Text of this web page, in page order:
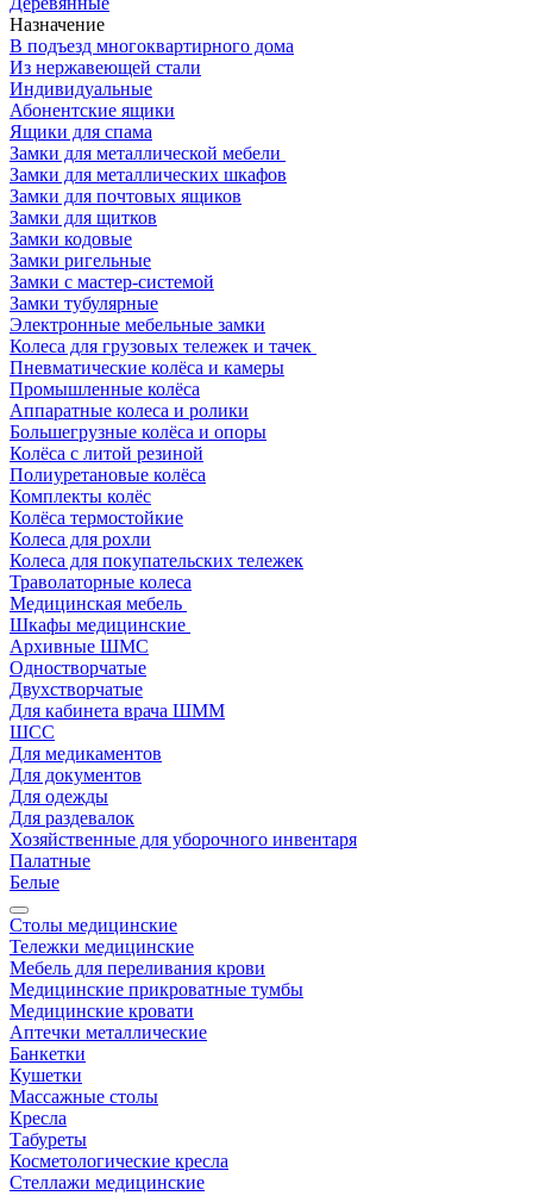
Назначение
В подъезд многоквартирного дома
Из нержавеющей стали
Индивидуальные
Абонентские ящики
Ящики для спама
Замки для металлической мебели
Замки для металлических шкафов
Замки для почтовых ящиков
Замки для щитков
Замки кодовые
Замки ригельные
Замки с мастер-системой
Замки тубулярные
Электронные мебельные замки
Колеса для грузовых тележек и тачек
Пневматические колёса и камеры
Промышленные колёса
Аппаратные колеса и ролики
Большегрузные колёса и опоры
Колёса с литой резиной
Полиуретановые колёса
Комплекты колёс
Колёса термостойкие
Колеса для рохли
Колеса для покупательских тележек
Траволаторные колеса
Медицинская мебель
Шкафы медицинские
Архивные ШМС
Одностворчатые
Двухстворчатые
Для кабинета врача ШММ
ШСС
Для медикаментов
Для документов
Для одежды
Для раздевалок
Хозяйственные для уборочного инвентаря
Палатные
Белые
Столы медицинские
Тележки медицинские
Мебель для переливания крови
Медицинские прикроватные тумбы
Медицинские кровати
Аптечки металлические
Банкетки
Кушетки
Массажные столы
Кресла
Табуреты
Косметологические кресла
Стеллажи медицинские